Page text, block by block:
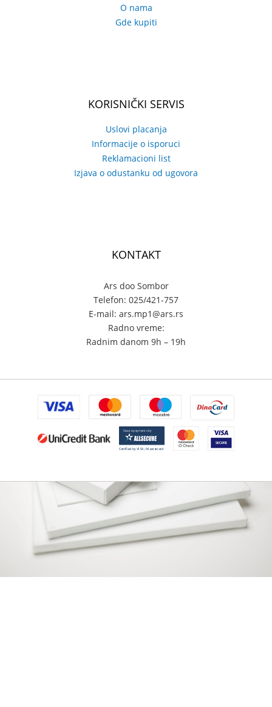
O nama
Gde kupiti
KORISNIČKI SERVIS
Uslovi placanja
Informacije o isporuci
Reklamacioni list
Izjava o odustanku od ugovora
KONTAKT
Ars doo Sombor
Telefon: 025/421-757
E-mail: ars.mp1@ars.rs
Radno vreme:
Radnim danom 9h – 19h